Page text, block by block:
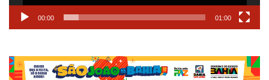
00:00 01:00